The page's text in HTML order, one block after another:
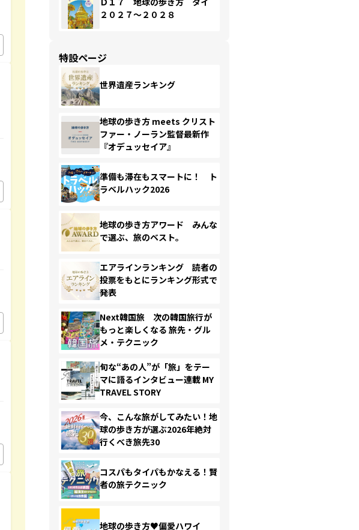
２０２７～２０２８
特設ページ
世界遺産ランキング
地球の歩き方 meets クリスト
ファー・ノーラン監督最新作
『オデュッセイア』
準備も滞在もスマートに！ ト
ラベルハック2026
地球の歩き方アワード みんな
で選ぶ、旅のベスト。
エアラインランキング 読者の
投票をもとにランキング形式で
発表
Next韓国旅 次の韓国旅行が
もっと楽しくなる 旅先・グル
メ・テクニック
旬な“あの人”が「旅」をテー
マに語るインタビュー連載 MY
TRAVEL STORY
今、こんな旅がしてみたい！地
球の歩き方が選ぶ2026年絶対
行くべき旅先30
コスパもタイパもかなえる！賢
者の旅テクニック
地球の歩き方♥偏愛ハワイ